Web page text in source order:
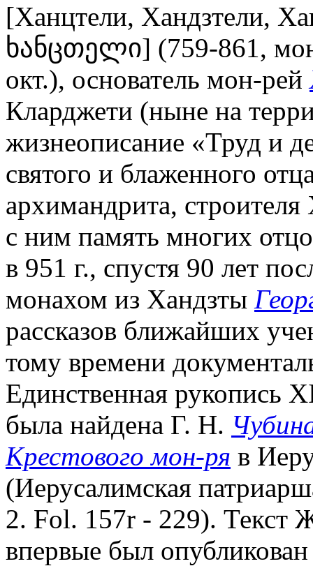
[Ханцтели, Хандзтели,
ხანცთელი] (759-861,
окт.), основатель мон-рей
Кларджети (ныне на
жизнеописание «Труд и
святого и блаженного
архимандрита,
с ним память многих
в 951 г., спустя 90 лет
монахом из Хандзты
рассказов ближайших
тому времени
Единственная рукопись
была найдена Г. Н.
Крестового мон-ря в
(Иерусалимская
2. Fol. 157r - 229). Текст
впервые был